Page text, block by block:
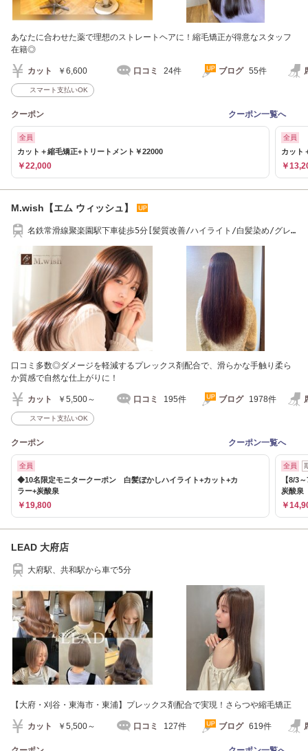
あなたに合わせた薬で理想のストレートヘアに！縮毛矯正が得意なスタッフ
在籍◎
カット ￥6,600 口コミ 24件 ブログ 55件
スマート支払いOK
クーポン クーポン一覧へ
全員
カット＋縮毛矯正+トリートメント￥22000
￥22,000
全員
カット
￥
M.wish【エム ウィッシュ】
名鉄常滑線聚楽園駅下車徒歩5分[髪質改善/ハイライト/白髪染め/グレ
口コミ多数◎ダメージを軽減するプレックス剤配合で、滑らかな手触り柔ら
か質感で自然な仕上がりに！
カット ￥5,500～ 口コミ 195件 ブログ 1978件
スマート支払いOK
クーポン クーポン一覧へ
全員
◆10名限定モニタークーポン 白髪ぼかしハイライト+カット+カ
ラー+炭酸泉
￥19,800
全員
【8/3
炭酸泉
￥
LEAD 大府店
大府駅、共和駅から車で5分
【大府・刈谷・東海市・東浦】プレックス剤配合で実現！さらつや縮毛矯正
カット ￥5,500～ 口コミ 127件 ブログ 619件